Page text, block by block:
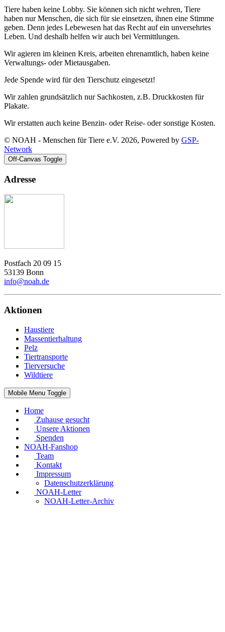
Tiere haben keine Lobby. Sie können sich nicht wehren, Tiere
haben nur Menschen, die sich für sie einsetzen, ihnen eine Stimme
geben. Denn jedes Lebewesen hat das Recht auf ein unversehrtes
Leben. Und deshalb helfen wir auch bei Vermittlungen.
Wir agieren im kleinen Kreis, arbeiten ehrenamtlich, haben keine
Verwaltungs- oder Mietausgaben.
Jede Spende wird für den Tierschutz eingesetzt!
Wir zahlen grundsätzlich nur Sachkosten, z.B. Druckkosten für
Plakate.
Wir erstatten auch keine Benzin- oder Reise- oder sonstige Kosten.
© NOAH - Menschen für Tiere e.V. 2026, Powered by GSP-
Network
Off-Canvas Toggle
Adresse
Postfach 20 09 15
53139 Bonn
info@noah.de
Aktionen
Haustiere
Massentierhaltung
Pelz
Tiertransporte
Tierversuche
Wildtiere
Mobile Menu Toggle
Home
Zuhause gesucht
Unsere Aktionen
Spenden
NOAH-Fanshop
Team
Kontakt
Impressum
Datenschutzerklärung
NOAH-Letter
NOAH-Letter-Archiv